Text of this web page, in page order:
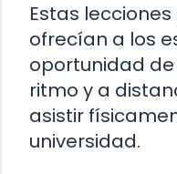
Estas
ofrecían a los
oportunidad
ritmo y a
asistir
universidad.